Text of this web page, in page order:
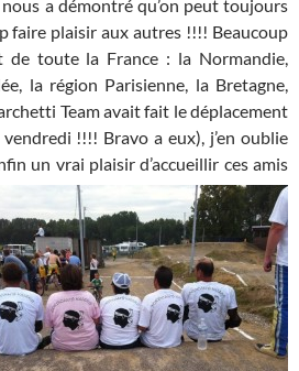
nous a démontré qu’on peut toujours
faire plaisir aux autres !!!! Beaucoup
de toute la France : la Normandie,
la région Parisienne, la Bretagne,
Team avait fait le déplacement
!!!! Bravo a eux), j’en oublie
un vrai plaisir d’accueillir ces amis